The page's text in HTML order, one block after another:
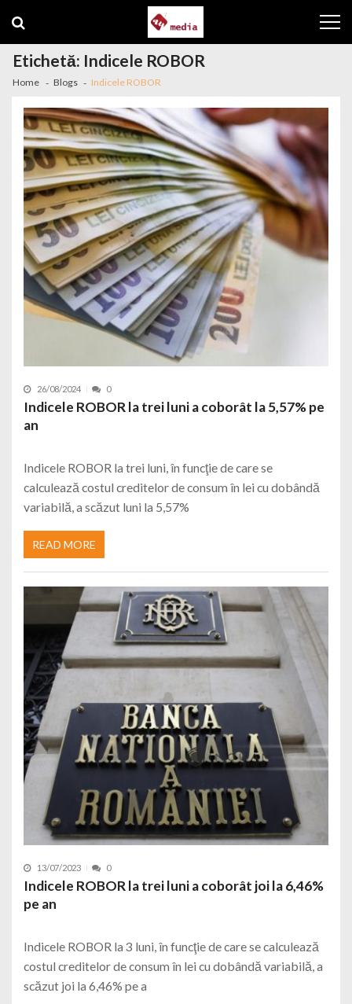
Etichetă: Indicele ROBOR
Home Blogs Indicele ROBOR
26/08/2024 0
Indicele ROBOR la trei luni a coborât la 5,57% pe
an
Indicele ROBOR la trei luni, în funcţie de care se
calculează costul creditelor de consum în lei cu dobândă
variabilă, a scăzut luni la 5,57%
READ MORE
13/07/2023 0
Indicele ROBOR la trei luni a coborât joi la 6,46%
pe an
Indicele ROBOR la 3 luni, în funcţie de care se calculează
costul creditelor de consum în lei cu dobândă variabilă, a
scăzut joi la 6,46% pe a